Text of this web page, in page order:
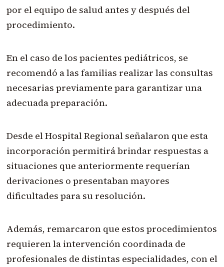
por el equipo de salud antes y después del
procedimiento.
En el caso de los pacientes pediátricos, se
recomendó a las familias realizar las consultas
necesarias previamente para garantizar una
adecuada preparación.
Desde el Hospital Regional señalaron que esta
incorporación permitirá brindar respuestas a
situaciones que anteriormente requerían
derivaciones o presentaban mayores
dificultades para su resolución.
Además, remarcaron que estos procedimientos
requieren la intervención coordinada de
profesionales de distintas especialidades, con el